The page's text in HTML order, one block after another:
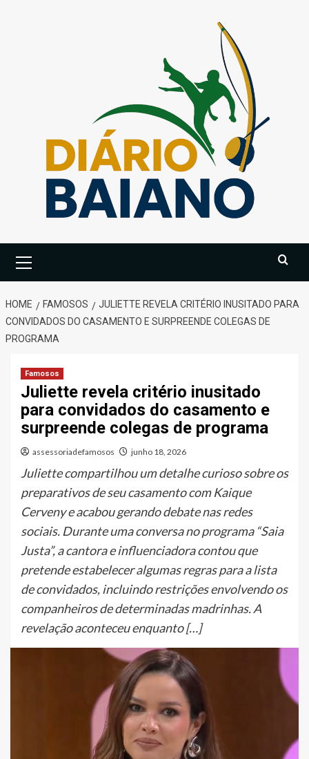
Menu
HOME FAMOSOS
JULIETTE REVELA CRITÉRIO INUSITADO PARA
CONVIDADOS DO CASAMENTO E SURPREENDE COLEGAS DE
PROGRAMA
Famosos
Juliette revela critério inusitado
para convidados do casamento e
surpreende colegas de programa
assessoriadefamosos junho 18, 2026
Juliette compartilhou um detalhe curioso sobre os
preparativos de seu casamento com Kaique
Cerveny e acabou gerando debate nas redes
sociais. Durante uma conversa no programa “Saia
Justa”, a cantora e influenciadora contou que
pretende estabelecer algumas regras para a lista
de convidados, incluindo restrições envolvendo os
companheiros de determinadas madrinhas. A
revelação aconteceu enquanto […]